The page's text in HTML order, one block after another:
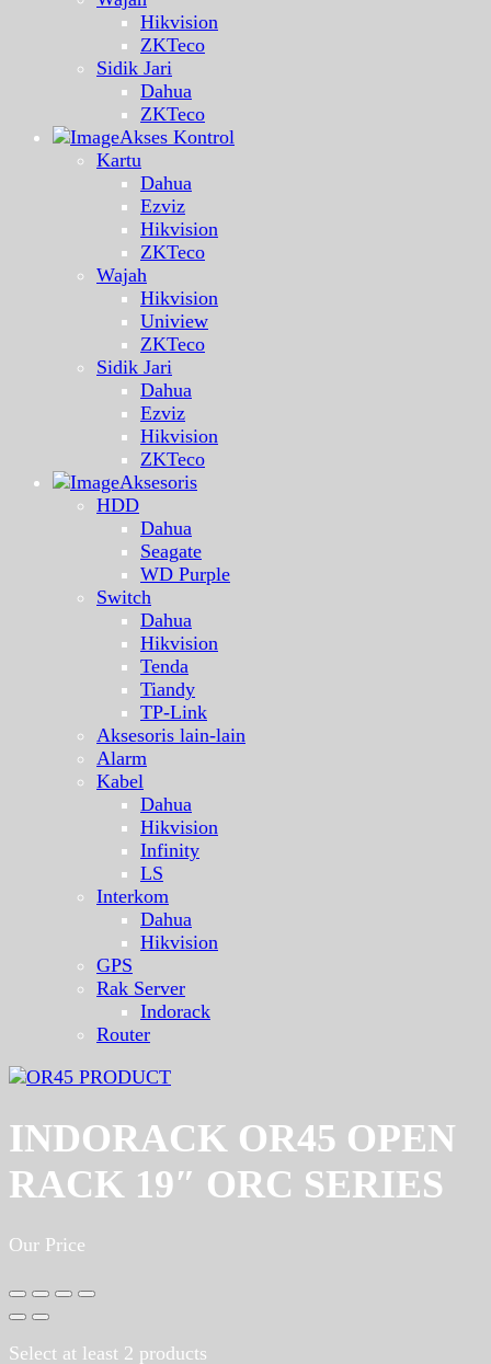
Hikvision
ZKTeco
Sidik Jari
Dahua
ZKTeco
Akses Kontrol
Kartu
Dahua
Ezviz
Hikvision
ZKTeco
Wajah
Hikvision
Uniview
ZKTeco
Sidik Jari
Dahua
Ezviz
Hikvision
ZKTeco
Aksesoris
HDD
Dahua
Seagate
WD Purple
Switch
Dahua
Hikvision
Tenda
Tiandy
TP-Link
Aksesoris lain-lain
Alarm
Kabel
Dahua
Hikvision
Infinity
LS
Interkom
Dahua
Hikvision
GPS
Rak Server
Indorack
Router
INDORACK OR45 OPEN
RACK 19″ ORC SERIES
Our Price
Select at least 2 products